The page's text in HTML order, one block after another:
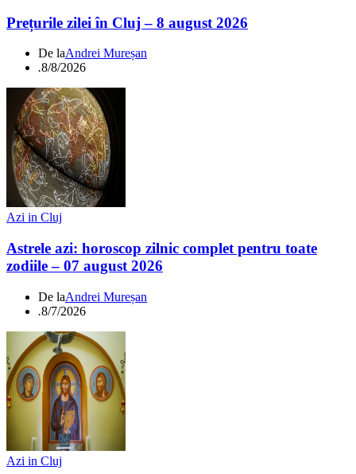
Prețurile zilei în Cluj – 8 august 2026
De laAndrei Mureșan
.8/8/2026
Azi in Cluj
Astrele azi: horoscop zilnic complet pentru toate
zodiile – 07 august 2026
De laAndrei Mureșan
.8/7/2026
Azi in Cluj